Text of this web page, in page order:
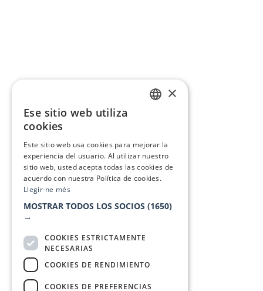
×
Ese sitio web utiliza
cookies
Este sitio web usa cookies para mejorar la
experiencia del usuario. Al utilizar nuestro
sitio web, usted acepta todas las cookies de
acuerdo con nuestra Política de cookies.
Llegir-ne més
MOSTRAR TODOS LOS SOCIOS (1650)
→
COOKIES ESTRICTAMENTE
NECESARIAS
COOKIES DE RENDIMIENTO
COOKIES DE PREFERENCIAS